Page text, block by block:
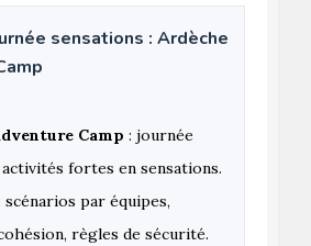
sensations : Ardèche
Camp : journée
activités fortes en sensations.
scénarios par équipes,
règles de sécurité.